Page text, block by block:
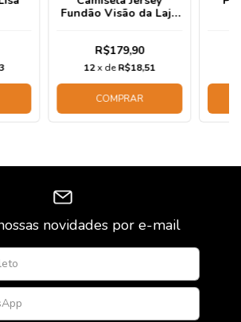
Fundão Visão da Laje
R$179,90
12x deR$18,51
COMPRAR
novidades por e-mail